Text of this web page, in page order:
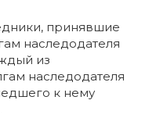
принявшие
наследодателя
из
наследодателя
к нему